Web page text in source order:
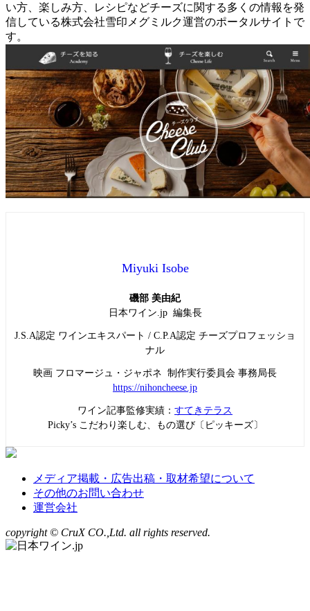
い方、楽しみ方、レシピなどチーズに関する多くの情報を発
信している株式会社雪印メグミルク運営のポータルサイトで
す。
Miyuki Isobe
磯部 美由紀
日本ワイン.jp 編集長
J.S.A認定 ワインエキスパート / C.P.A認定 チーズプロフェッショ
ナル
映画 フロマージュ・ジャポネ 制作実行委員会 事務局長
https://nihoncheese.jp
ワイン記事監修実績： すてきテラス
Picky’s こだわり楽しむ、もの選び〔ピッキーズ〕
メディア掲載・広告出稿・取材希望について
その他のお問い合わせ
運営会社
copyright © CruX CO.,Ltd. all rights reserved.